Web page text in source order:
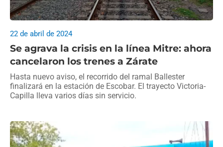
Se agrava la crisis en la línea Mitre: ahora
cancelaron los trenes a Zárate
22 de abril de 2024
Hasta nuevo aviso, el recorrido del ramal Ballester
finalizará en la estación de Escobar. El trayecto Victoria-
Capilla lleva varios días sin servicio.